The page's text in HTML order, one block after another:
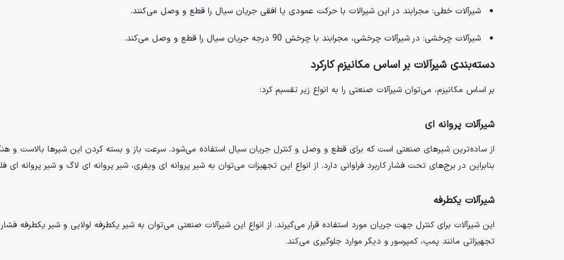
شیرآلات خطی: مجرابند در این شیرالات با حرکت عمودی یا افقی جریان سیال را قطع و وصل می‌کنند.
شیرآلات چرخشی: در شیرآلات چرخشی، مجرابند با چرخش 90 درجه جریان سیال را قطع و وصل می‌کند.
دسته‌بندی شیرآلات بر اساس مکانیزم کارکرد
بر اساس مکانیزم، می‌توان شیرآلات صنعتی را به انواع زیر تقسیم کرد:
شیرآلات پروانه ای
از ساده‌ترین شیرهای صنعتی است که برای قطع و وصل و کنترل جریان سیال استفاده می‌شود. سرعت باز و بسته کردن این شیرها بالاست و
بنابراین در برج‌های تحت فشار کاربرد فراوانی دارد. از انواع این تجهیزات می‌توان به شیر پروانه ای ویفری، شیر پروانه ای لاگ و شیر پروانه ای
شیرآلات یکطرفه
این شیرآلات برای کنترل جهت جریان مورد استفاده قرار می‌گیرند. از انواع این شیرآلات صنعتی می‌توان به شیر یکطرفه لولایی و شیر یکطرفه
تجهیزاتی مانند پمپ، کمپرسور و دیگر موارد جلوگیری می‌کند.